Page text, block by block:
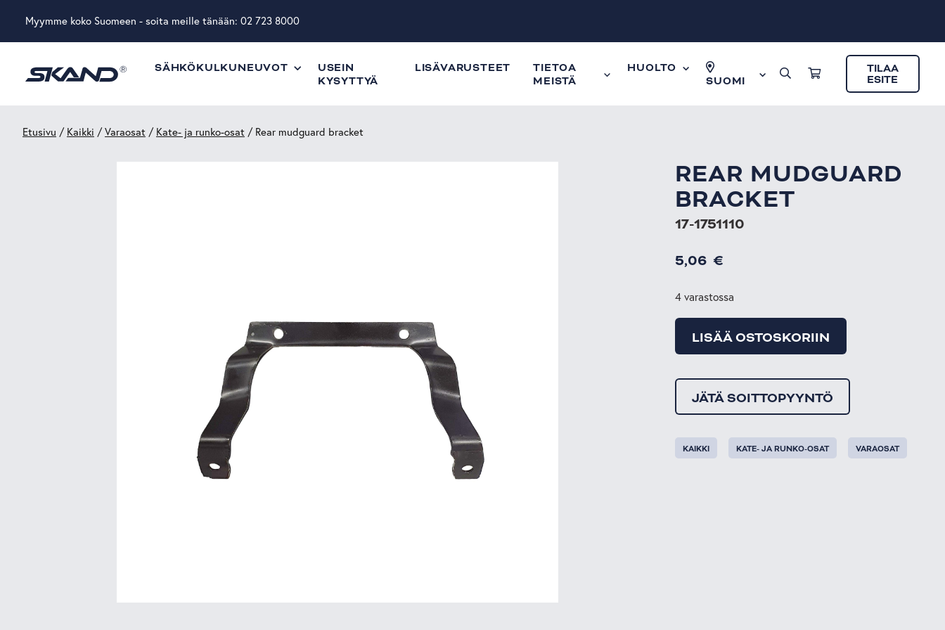
Myymme koko Suomeen - soita meille tänään: 02 723 8000
SÄHKÖKULKUNEUVOT
USEIN
KYSYTTYÄ
LISÄVARUSTEET
TIETOA
MEISTÄ
HUOLTO
SUOMI
TILAA
ESITE
Etusivu / Kaikki /Varaosat / Kate- ja runko-osat / Rear mudguard bracket
REAR MUDGUARD
BRACKET
17-1751110
5,06 €
4 varastossa
LISÄÄ OSTOSKORIIN
JÄTÄ SOITTOPYYNTÖ
KAIKKI KATE- JA RUNKO-OSAT VARAOSAT